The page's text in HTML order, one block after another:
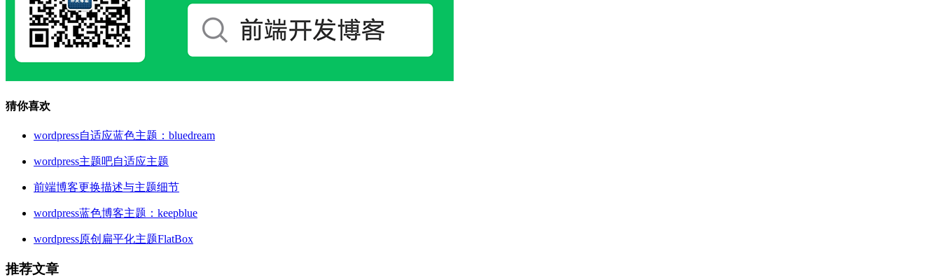
猜你喜欢
wordpress自适应蓝色主题：bluedream
wordpress主题吧自适应主题
前端博客更换描述与主题细节
wordpress蓝色博客主题：keepblue
wordpress原创扁平化主题FlatBox
推荐文章